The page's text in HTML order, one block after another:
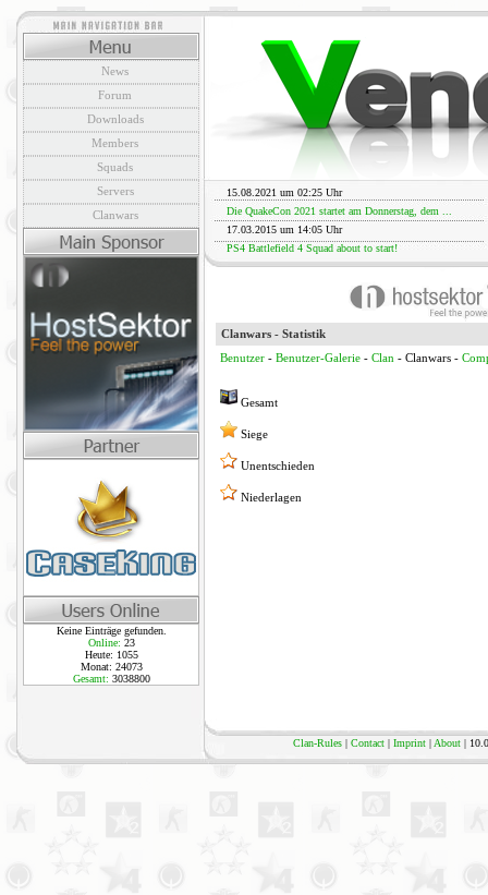
News
Forum
Downloads
Members
Squads
Servers
Clanwars
Keine Einträge gefunden.
Online: 23
Heute: 1055
Monat: 24073
Gesamt: 3038800
15.08.2021 um 02:25 Uhr
Die QuakeCon 2021 startet am Donnerstag, dem ...
17.03.2015 um 14:05 Uhr
PS4 Battlefield 4 Squad about to start!
Clanwars - Statistik
Benutzer - Benutzer-Galerie - Clan - Clanwars -
Gesamt
Siege
Unentschieden
Niederlagen
Clan-Rules| Contact| Imprint| About|